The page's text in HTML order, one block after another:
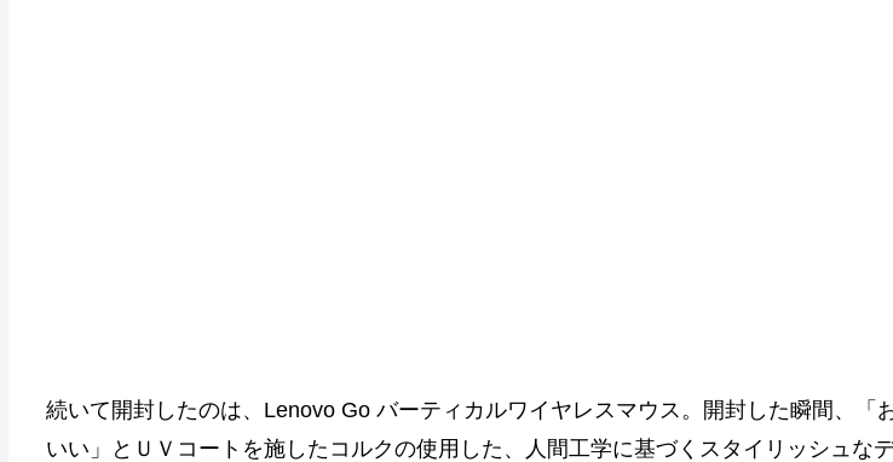
続いて開封したのは、Lenovo Go バーティカルワイヤレスマウス。開封した瞬間、「
いい」とＵＶコートを施したコルクの使用した、人間工学に基づくスタイリッシュな